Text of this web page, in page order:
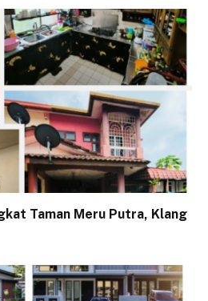
Taman Meru Putra, Klang